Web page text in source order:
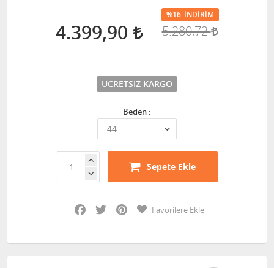
4.399,90
%16 İNDIRIM
5.280,72
ÜCRETSIZ KARGO
Beden :
Sepete Ekle
Facebook
Twitter PinterestFavorilere Ekle